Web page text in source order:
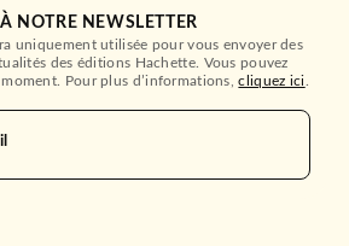
NOTRE NEWSLETTER
uniquement utilisée pour vous envoyer des
des éditions Hachette. Vous pouvez
Pour plus d’informations,cliquez ici.